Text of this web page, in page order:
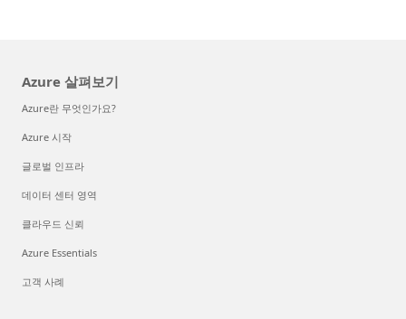
Azure 살펴보기
Azure란 무엇인가요?
Azure 시작
글로벌 인프라
데이터 센터 영역
클라우드 신뢰
Azure Essentials
고객 사례